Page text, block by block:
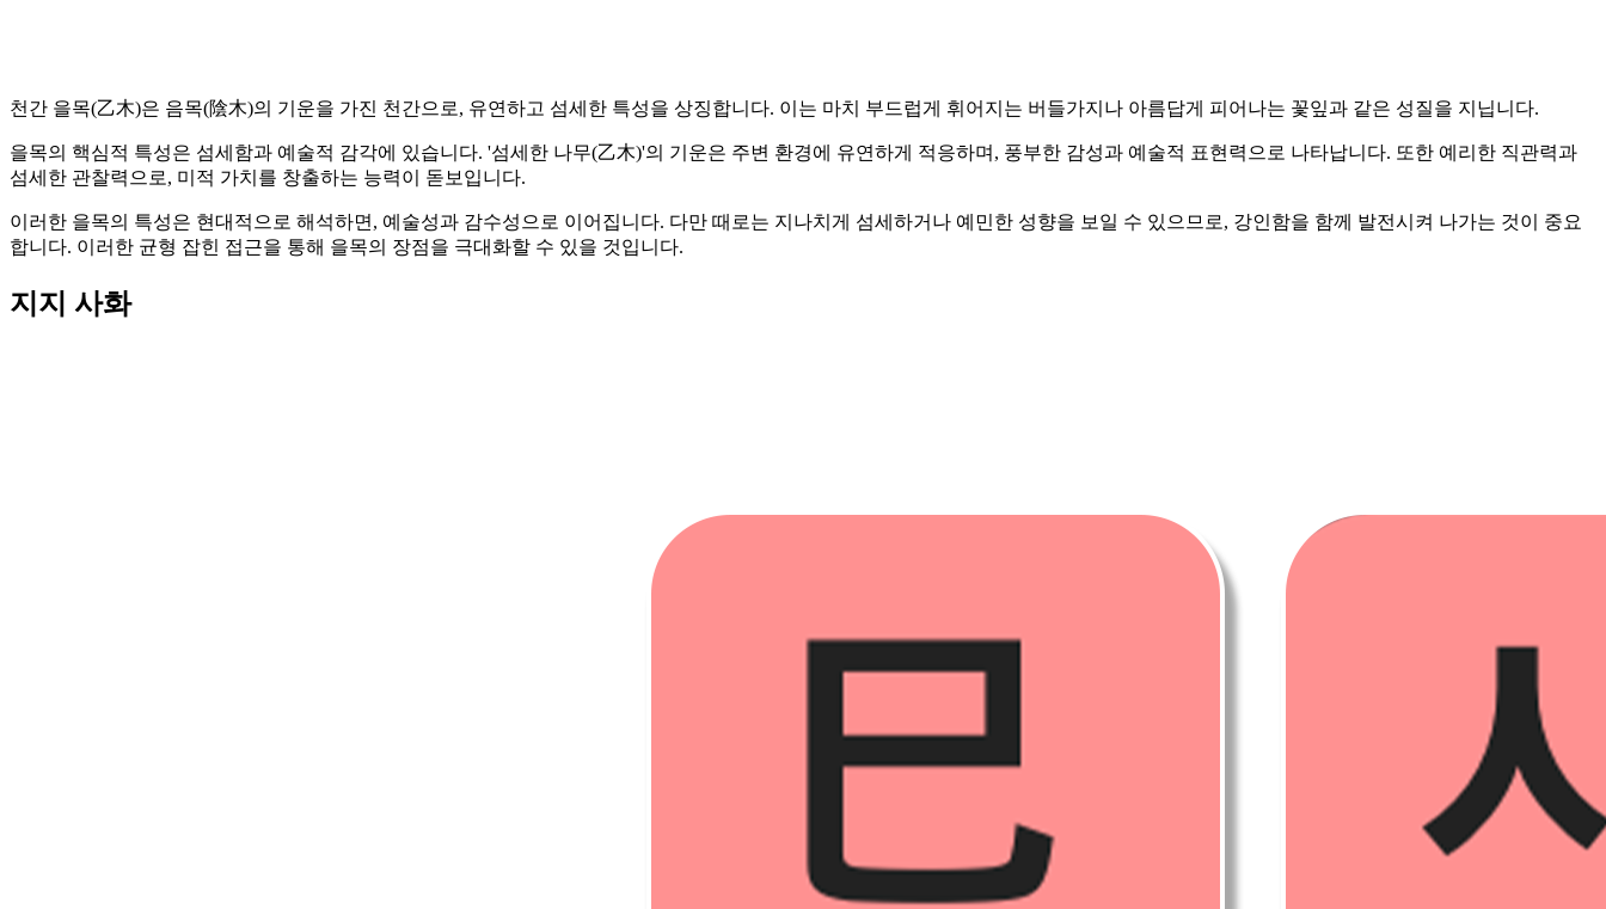
천간 을목(乙木)은 음목(陰木)의 기운을 가진 천간으로, 유연하고 섬세한 특성을 상징합니다. 이는 마치 부드럽게 휘어지는 버들가지나 아름답게 피어나는 꽃잎과 같은 성질을 지닙니다.
을목의 핵심적 특성은 섬세함과 예술적 감각에 있습니다. '섬세한 나무(乙木)'의 기운은 주변 환경에 유연하게 적응하며, 풍부한 감성과 예술적 표현력으로 나타납니다. 또한 예리한 직관력과
섬세한 관찰력으로, 미적 가치를 창출하는 능력이 돋보입니다.
이러한 을목의 특성은 현대적으로 해석하면, 예술성과 감수성으로 이어집니다. 다만 때로는 지나치게 섬세하거나 예민한 성향을 보일 수 있으므로, 강인함을 함께 발전시켜 나가는 것이 중요
합니다. 이러한 균형 잡힌 접근을 통해 을목의 장점을 극대화할 수 있을 것입니다.
지지 사화